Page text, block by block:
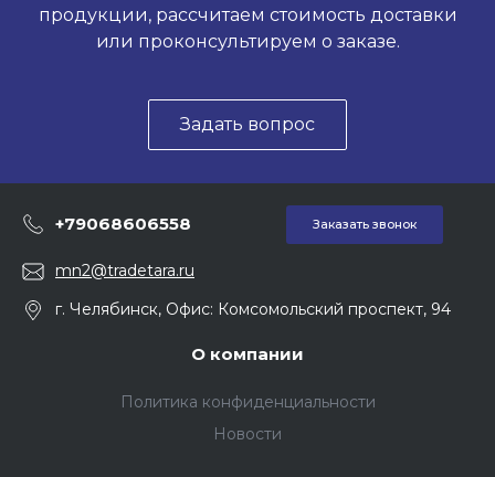
продукции, рассчитаем стоимость доставки
или проконсультируем о заказе.
Задать вопрос
+79068606558 Заказать звонок
mn2@tradetara.ru
г. Челябинск, Офис: Комсомольский проспект, 94
О компании
Политика конфиденциальности
Новости